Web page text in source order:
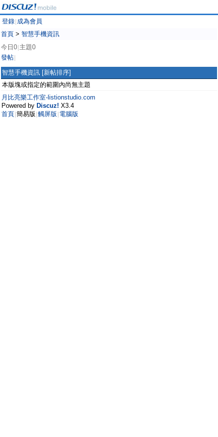
登錄 成為會員
首頁 > 智慧手機資訊
今日0 主題0
發帖
智慧手機資訊 [新帖排序]
本版塊或指定的範圍內尚無主題
月比亮樂工作室-listionstudio.com
Powered by Discuz! X3.4
首頁 簡易版 觸屏版 電腦版